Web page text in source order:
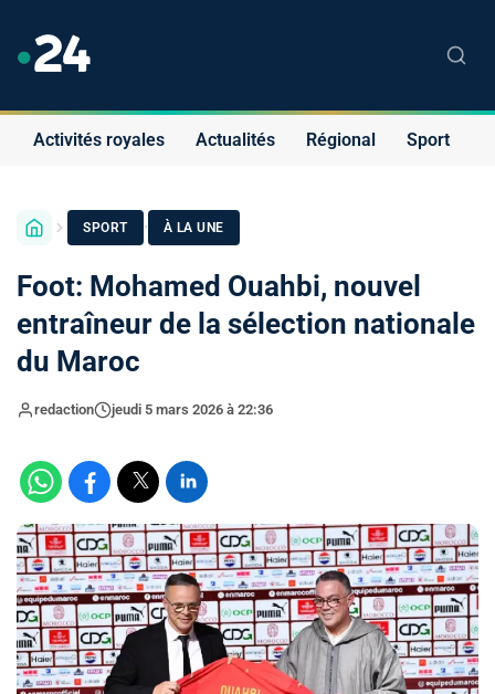
Activités royales Actualités Régional Sport
SPORT · À LA UNE
Foot: Mohamed Ouahbi, nouvel
entraîneur de la sélection nationale
du Maroc
redaction jeudi 5 mars 2026 à 22:36